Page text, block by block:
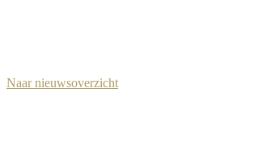
Naar nieuwsoverzicht